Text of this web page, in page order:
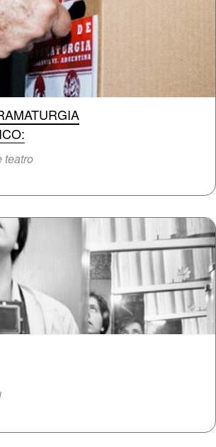
teatro